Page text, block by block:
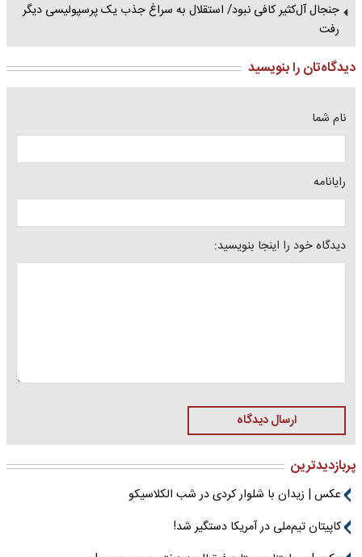
جنجال آل‌کثیر کافی نبود/ استقلال به سراغ جذب یک پرسپولیسی دیگر
رفت
دیدگاه‌تان را بنویسید
نام شما
رایانامه
دیدگاه خود را اینجا بنویسید:
ارسال دیدگاه
پربازدیدترین
عکس | زیدان با شلوار کردی در شب الکلاسیکو
کاپیتان تیم‌ملی در آمریکا دستگیر شد!